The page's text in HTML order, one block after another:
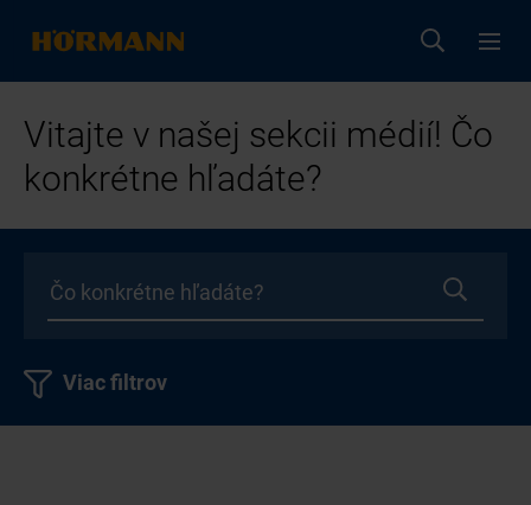
Vitajte v našej sekcii médií! Čo
konkrétne hľadáte?
Viac filtrov